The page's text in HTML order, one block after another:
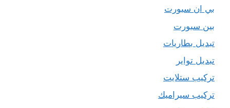
بي ان سبورت
بين سبورت
تبديل بطاريات
تبديل تواير
تركيب ستلايت
تركيب سيراميك